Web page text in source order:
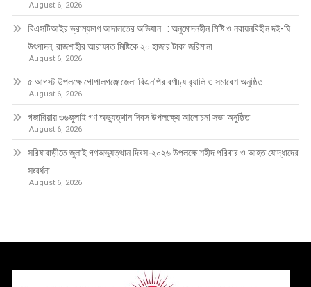
August 6, 2026
বিএসটিআইর ভ্রাম্যমাণ আদালতের অভিযান : অনুমোদনহীন মিষ্টি ও নবায়নবিহীন দই-ঘি
উৎপাদন, রাজশাহীর আরাফাত মিষ্টিকে ২০ হাজার টাকা জরিমানা
August 6, 2026
৫ আগস্ট উপলক্ষে গোপালগঞ্জে জেলা বিএনপির বর্ণাঢ্য র‍্যালি ও সমাবেশ অনুষ্ঠিত
August 6, 2026
গজারিয়ায় ৩৬জুলাই গণ অভ্যুত্থান দিবস উপলক্ষ্যে আলোচনা সভা অনুষ্ঠিত
August 6, 2026
সরিষাবাড়ীতে জুলাই গণঅভ্যুত্থান দিবস-২০২৬ উপলক্ষে শহীদ পরিবার ও আহত যোদ্ধাদের
সংবর্ধনা
August 6, 2026